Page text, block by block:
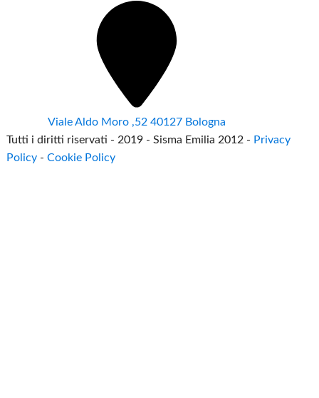
Viale Aldo Moro ,52 40127 Bologna
Tutti i diritti riservati - 2019 - Sisma Emilia 2012 - Privacy
Policy -Cookie Policy